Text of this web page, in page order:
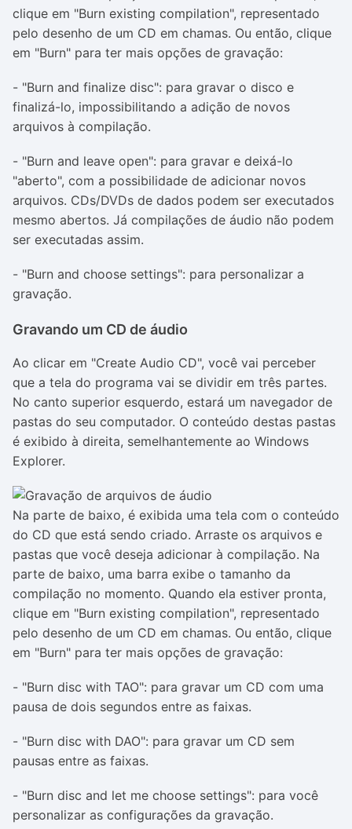
clique em "Burn existing compilation", representado
pelo desenho de um CD em chamas. Ou então, clique
em "Burn" para ter mais opções de gravação:
- "Burn and finalize disc": para gravar o disco e
finalizá-lo, impossibilitando a adição de novos
arquivos à compilação.
- "Burn and leave open": para gravar e deixá-lo
"aberto", com a possibilidade de adicionar novos
arquivos. CDs/DVDs de dados podem ser executados
mesmo abertos. Já compilações de áudio não podem
ser executadas assim.
- "Burn and choose settings": para personalizar a
gravação.
Gravando um CD de áudio
Ao clicar em "Create Audio CD", você vai perceber
que a tela do programa vai se dividir em três partes.
No canto superior esquerdo, estará um navegador de
pastas do seu computador. O conteúdo destas pastas
é exibido à direita, semelhantemente ao Windows
Explorer.
Na parte de baixo, é exibida uma tela com o conteúdo
do CD que está sendo criado. Arraste os arquivos e
pastas que você deseja adicionar à compilação. Na
parte de baixo, uma barra exibe o tamanho da
compilação no momento. Quando ela estiver pronta,
clique em "Burn existing compilation", representado
pelo desenho de um CD em chamas. Ou então, clique
em "Burn" para ter mais opções de gravação:
- "Burn disc with TAO": para gravar um CD com uma
pausa de dois segundos entre as faixas.
- "Burn disc with DAO": para gravar um CD sem
pausas entre as faixas.
- "Burn disc and let me choose settings": para você
personalizar as configurações da gravação.